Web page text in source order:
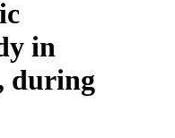
in
during